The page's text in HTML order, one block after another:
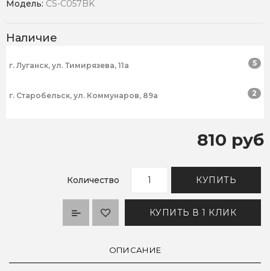
Модель: CS-C057BK
Наличие
г. Луганск, ул. Тимирязева, 11а 5
г. Старобельск, ул. Коммунаров, 89а 2
810 руб
Количество КУПИТЬ
КУПИТЬ В 1 КЛИК
ОПИСАНИЕ